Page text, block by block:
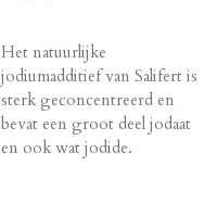
Het natuurlijke
jodiumadditief van Salifert is
sterk geconcentreerd en
bevat een groot deel jodaat
en ook wat jodide.